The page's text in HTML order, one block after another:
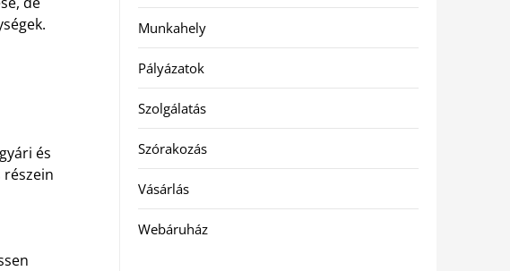
és
részein
Munkahely
Pályázatok
Szolgálatás
Szórakozás
Vásárlás
Webáruház